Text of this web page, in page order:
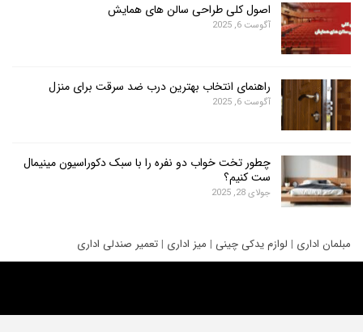
اصول کلی طراحی سالن های همایش
آگوست 6, 2025
راهنمای انتخاب بهترین درب ضد سرقت برای منزل
آگوست 6, 2025
چطور تخت خواب دو نفره را با سبک دکوراسیون مینیمال
ست کنیم؟
جولای 28, 2025
|لوازم یدکی چینی|میز اداری| تعمیر صندلی اداری